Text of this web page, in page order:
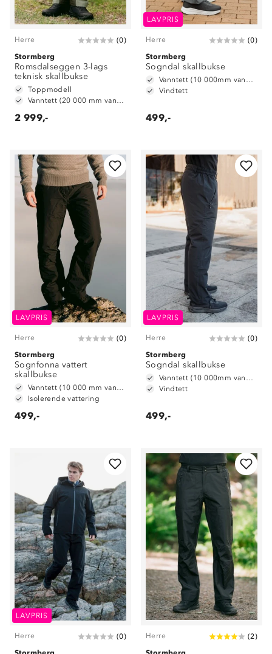
Herre (0)
Stormberg
Romsdalseggen 3-lags
teknisk skallbukse
Toppmodell
Vanntett (20 000 mm vannsøyle)
2 999,-
LAVPRIS
Herre (0)
Stormberg
Sogndal skallbukse
Vanntett (10 000mm vannsøyle)
Vindtett
499,-
LAVPRIS
Herre (0)
Stormberg
Sognfonna vattert
skallbukse
Vanntett (10 000 mm vannsøyle)
Isolerende vattering
499,-
LAVPRIS
Herre (0)
Stormberg
Sogndal skallbukse
Vanntett (10 000mm vannsøyle)
Vindtett
499,-
LAVPRIS
Herre (0) Herre (2)